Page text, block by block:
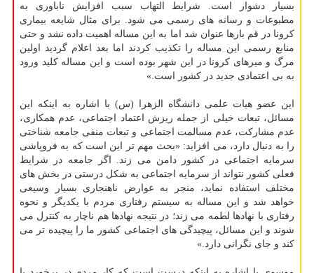
بسیار دشوار است. شرایط التهاب سبب افزایش ناباوری به
مطبوعات و رسانه های رسمی می شود. برای مثال شایعه بیماری
كرونا در قم بارها عنوان شد اما به این مساله اهمیت داده نشد و حتی
منابع رسمی این مساله را تكذیب كردند اما بعد اعلام گردید اولین
مرگ و میرهای كرونا در این شهر بوده است و این مساله كلید ورود
به بی اعتمادی جدید در كشور است.»
این عضو هیات علمی دانشگاه الزهرا (س) با اشاره به اینكه این
مسائل، تبعات خیلی از جمله ریزش اعتماد اجتماعی، عدم همكاری،
عدم مشاركت، عدم مسالمت اجتماعی و تبعات منفی جامعه شناختی
را به دنبال دارد، می افزاید: «بحث مهم تر این است كه به فروپاشی
سرمایه اجتماعی در كشور دامن می زند. اگر جامعه در شرایط
فعلی كشور نتواند از سرمایه اجتماعی به شكل درستی در بخش های
مختلف استفاده نماید، منجر به عوارض ناهنجاری بسیار وسیعی
خواهد شد و این مساله به سیستم رفتاری مردم با یكدیگر و نحوه
رفتاری با نهادها لطمه می زند؛ در نتیجه نهادها هم ناچار به كنترل می
شوند و این مسائل، پیچیدگی های اجتماعی كشور ما را پیچیده تر می
كند و جای نگرانی دارد.»